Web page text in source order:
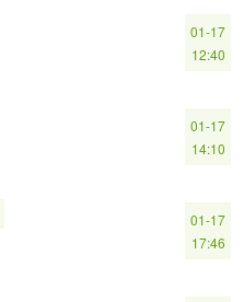
01-17
12:40
01-17
14:10
01-17
17:46